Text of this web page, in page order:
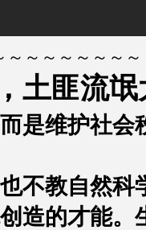
～～～～～～～～
土匪流
是维护社会
不教自然科
造的才能。